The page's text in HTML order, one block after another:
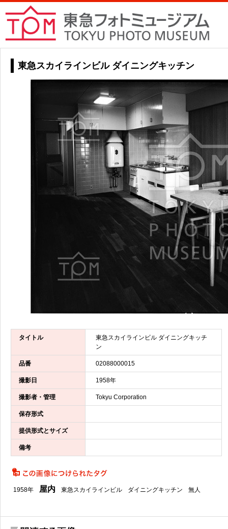
東急スカイラインビル ダイニングキッチン
タイトル
東急スカイラインビル ダイニングキッチ
ン
品番 02088000015
撮影日 1958年
撮影者・管理 Tokyu Corporation
保存形式
提供形式とサイズ
備考
1958年 屋内 東急スカイラインビル ダイニングキッチン 無人